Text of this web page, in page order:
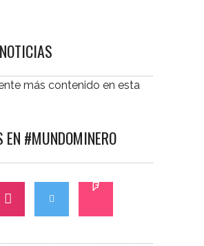
más contenido en esta
EN #MUNDOMINERO